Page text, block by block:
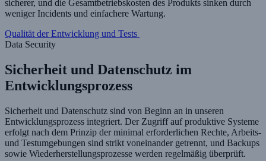
sicherer, und die Gesamtbetriebskosten des Produkts sinken durch
weniger Incidents und einfachere Wartung.
Qualität der Entwicklung und Tests
Data Security
Sicherheit und Datenschutz im
Entwicklungsprozess
Sicherheit und Datenschutz sind von Beginn an in unseren
Entwicklungsprozess integriert. Der Zugriff auf produktive Systeme
erfolgt nach dem Prinzip der minimal erforderlichen Rechte, Arbeits-
und Testumgebungen sind strikt voneinander getrennt, und Backups
sowie Wiederherstellungsprozesse werden regelmäßig überprüft.